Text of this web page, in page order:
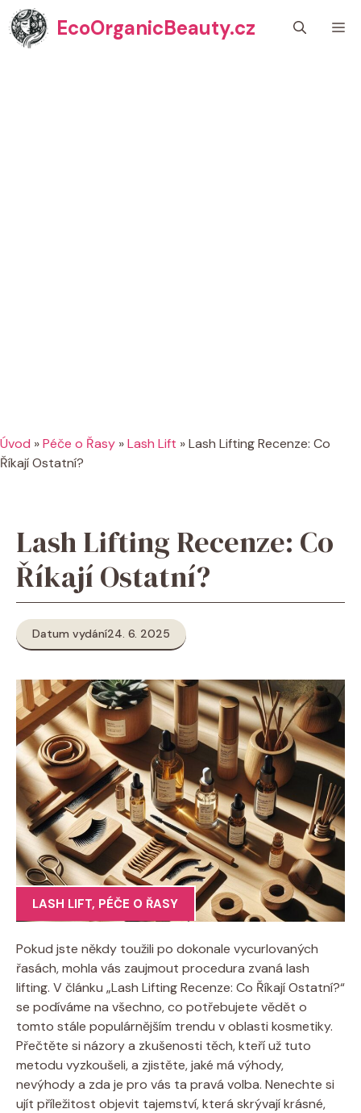
Přeskočit
na
obsah
EcoOrganicBeauty.cz
Úvod »Péče o Řasy »Lash Lift »Lash Lifting Recenze: Co
Říkají Ostatní?
Lash Lifting Recenze: Co
Říkají Ostatní?
Datum vydání24. 6. 2025
LASH LIFT, PÉČE O ŘASY
Pokud jste někdy toužili po dokonale vycurlovaných
řasách, mohla vás zaujmout procedura zvaná lash
lifting. V článku „Lash Lifting Recenze: Co Říkají Ostatní?“
se podíváme na všechno, co potřebujete vědět o
tomto stále populárnějším trendu v oblasti kosmetiky.
Přečtěte si názory a zkušenosti těch, kteří už tuto
metodu vyzkoušeli, a zjistěte, jaké má výhody,
nevýhody a zda je pro vás ta pravá volba. Nenechte si
ujít příležitost objevit tajemství, která skrývají krásné,